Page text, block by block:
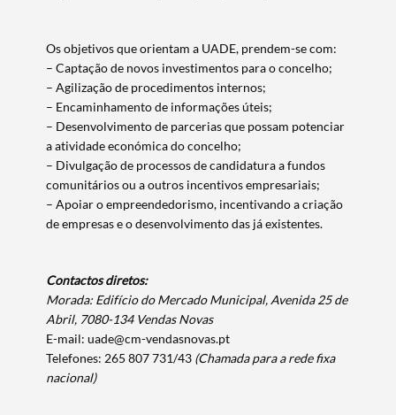
Termo de Pesquisa
Os objetivos que orientam a UADE, prendem-se com:
– Captação de novos investimentos para o concelho;
– Agilização de procedimentos internos;
– Encaminhamento de informações úteis;
– Desenvolvimento de parcerias que possam potenciar
a atividade económica do concelho;
– Divulgação de processos de candidatura a fundos
comunitários ou a outros incentivos empresariais;
– Apoiar o empreendedorismo, incentivando a criação
de empresas e o desenvolvimento das já existentes.
Contactos diretos:
Morada: Edifício do Mercado Municipal, Avenida 25 de
Abril, 7080-134 Vendas Novas
E-mail: uade@cm-vendasnovas.pt
Telefones: 265 807 731/43 (Chamada para a rede fixa
nacional)